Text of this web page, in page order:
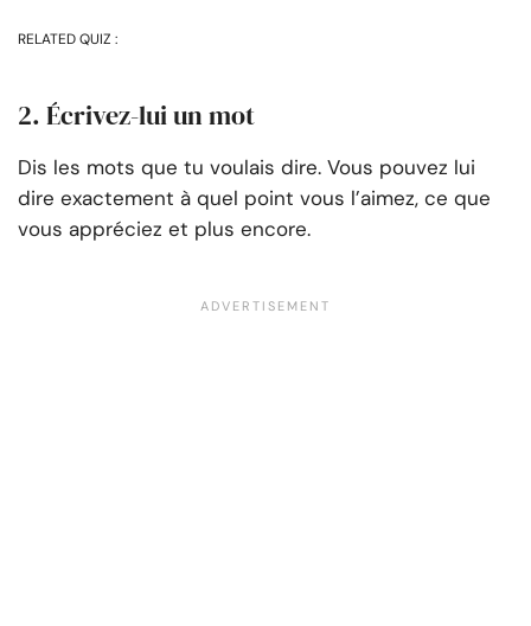
RELATED QUIZ :
2. Écrivez-lui un mot
Dis les mots que tu voulais dire. Vous pouvez lui
dire exactement à quel point vous l’aimez, ce que
vous appréciez et plus encore.